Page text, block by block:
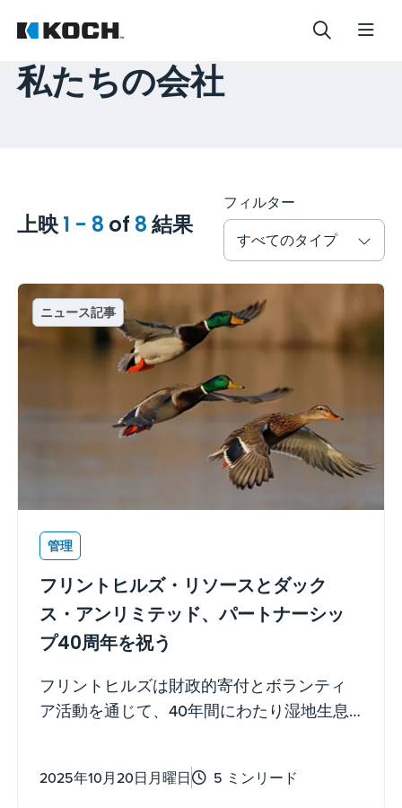
私たちの会社
上映1 - 8of8結果
フィルター
すべてのタイプ
ニュース記事
管理
フリントヒルズ・リソースとダック
ス・アンリミテッド、パートナーシッ
プ40周年を祝う
フリントヒルズは財政的寄付とボランティ
ア活動を通じて、40年間にわたり湿地生息
2025年10月20日月曜日 5 ミンリード